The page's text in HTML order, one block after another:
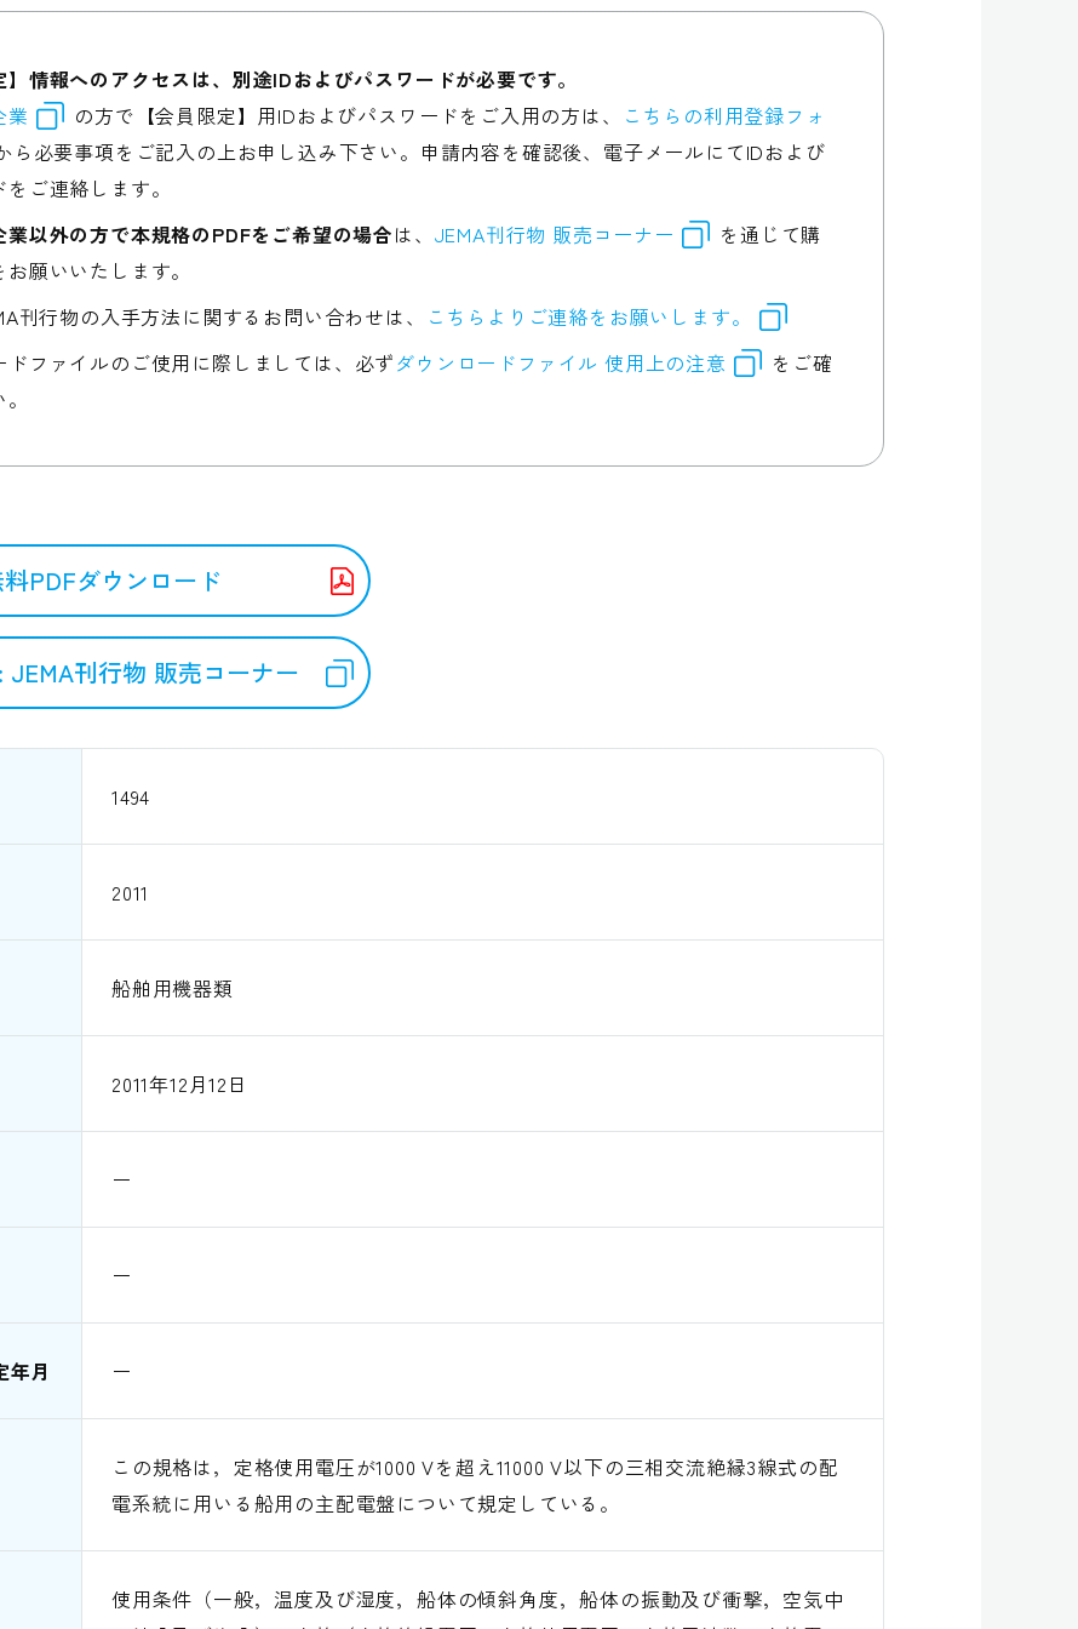
】情報へのアクセスは、別途IDおよびパスワードが必要です。
業
の方で【会員限定】用IDおよびパスワードをご入用の方は、
こちらの利用登録フォ
ら必要事項をご記入の上お申し込み下さい。申請内容を確認後、電子メールにてIDおよび
ご連絡します。
業以外の方で本規格のPDFをご希望の場合は、 JEMA刊行物 販売コーナー
を通じて購
願いいたします。
刊行物の入手方法に関するお問い合わせは、
こちらよりご連絡をお願いします。
ドファイルのご使用に際しましては、必ずダウンロードファイル 使用上の注意
をご確
PDFダウンロード
JEMA刊行物 販売コーナー
1494
2011
船舶用機器類
2011年12月12日
ー
ー
年月 ー
この規格は，定格使用電圧が1000 Vを超え11000 V以下の三相交流絶縁3線式の配
電系統に用いる船用の主配電盤について規定している。
使用条件（一般，温度及び湿度，船体の傾斜角度，船体の振動及び衝撃，空気中